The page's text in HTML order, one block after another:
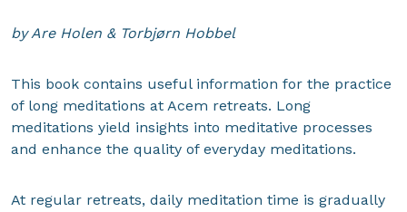
by Are Holen & Torbjørn Hobbel
This book contains useful information for the practice
of long meditations at Acem retreats. Long
meditations yield insights into meditative processes
and enhance the quality of everyday meditations.
At regular retreats, daily meditation time is gradually